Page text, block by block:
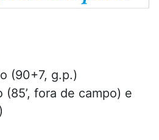
(90+7, g.p.)
(85’, fora de campo) e